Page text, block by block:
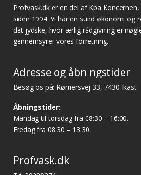
Profvask.dk er en del af Kpa
siden 1994. Vi har en sund økonomi og
det jydske, hvor ærlig rådgivning er
gennemsyrer vores forretning.
Adresse og åbningstider
Besøg os på: Rømersvej 33, 7430 Ikast
Åbningstider:
Mandag til torsdag fra 08:30 – 16:00.
Fredag fra 08.30 – 13.30.
Profvask.dk